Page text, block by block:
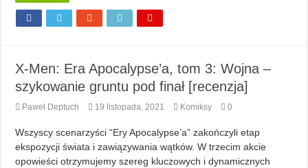
X-Men: Era Apocalypse’a, tom 3: Wojna –
szykowanie gruntu pod finał [recenzja]
Paweł Deptuch 19 listopada, 2021 Komiksy 0
Wszyscy scenarzyści “Ery Apocalypse’a” zakończyli etap
ekspozycji świata i zawiązywania wątków. W trzecim akcie
opowieści otrzymujemy szereg kluczowych i dynamicznych